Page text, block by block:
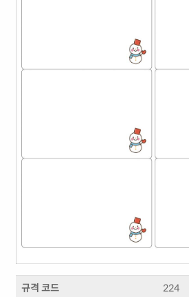
규격 코드 224